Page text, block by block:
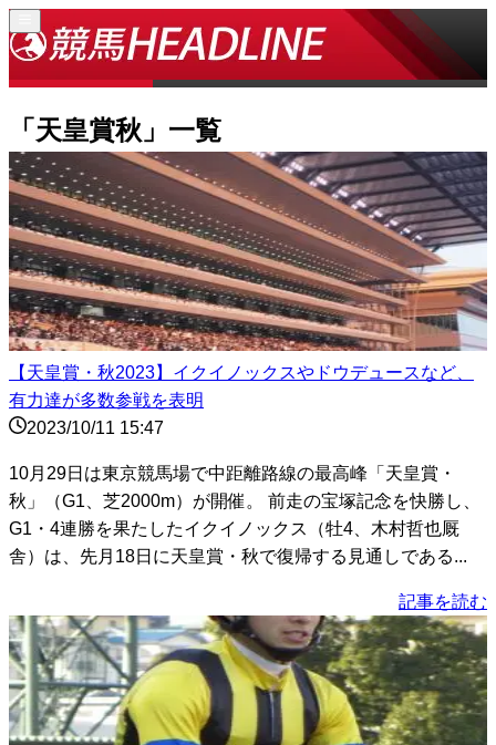
「天皇賞秋 」一覧
【天皇賞・秋2023】イクイノックスやドウデュースなど、
有力達が多数参戦を表明
2023/10/11 15:47
10月29日は東京競馬場で中距離路線の最高峰「天皇賞・
秋」（G1、芝2000m）が開催。 前走の宝塚記念を快勝し、
G1・4連勝を果たしたイクイノックス（牡4、木村哲也厩
舎）は、先月18日に天皇賞・秋で復帰する見通しである...
記事を読む